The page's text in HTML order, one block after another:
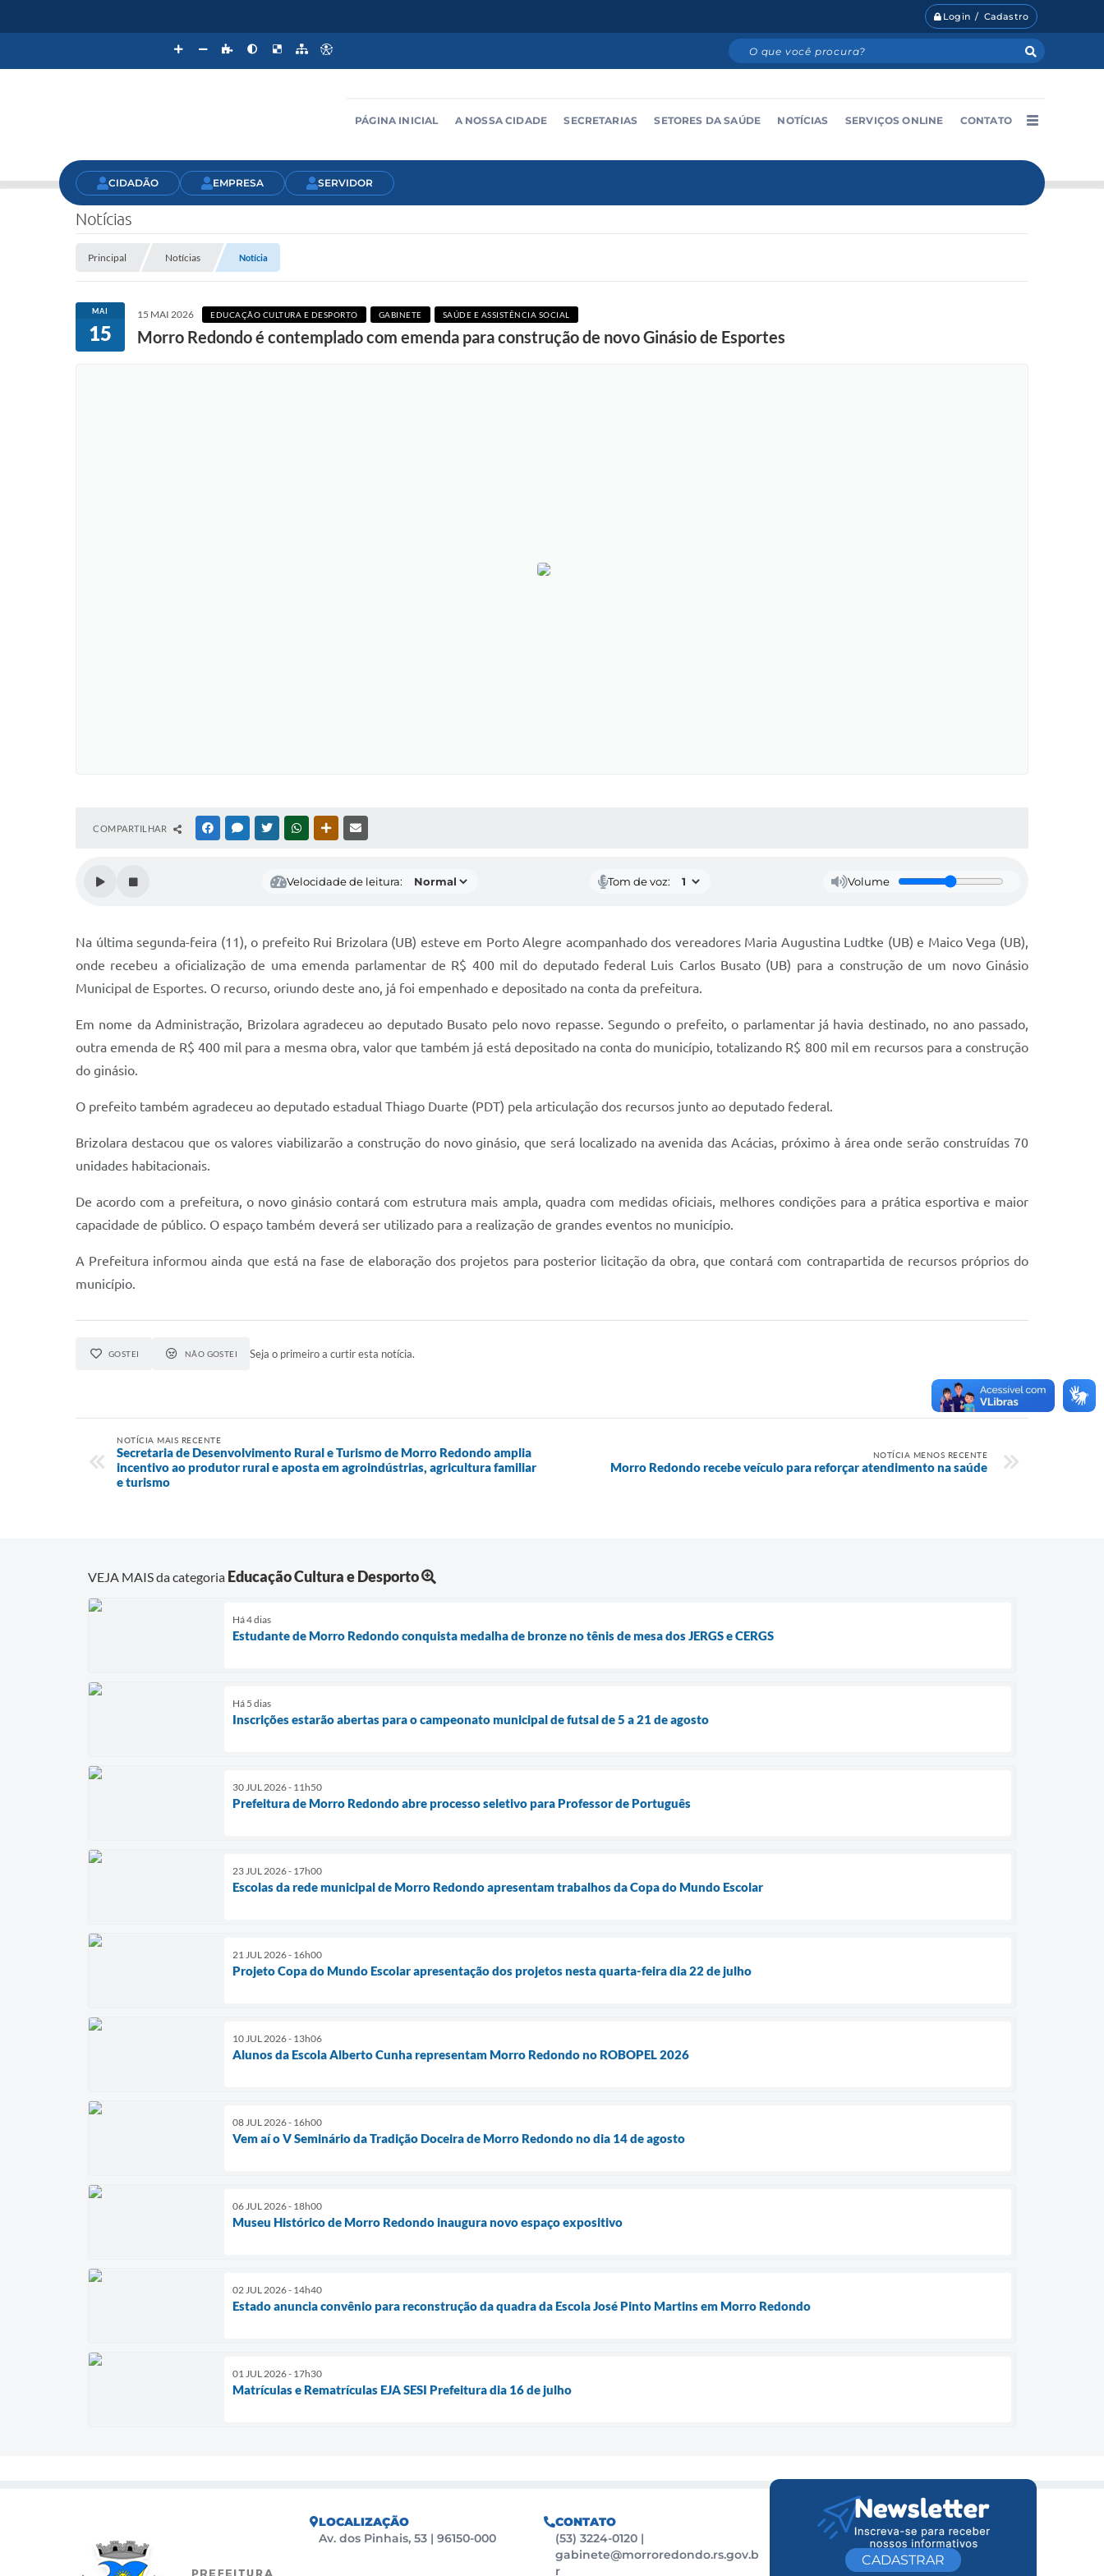
Login / Cadastro
PÁGINA INICIAL A NOSSA CIDADE SECRETARIAS SETORES DA SAÚDE NOTÍCIAS SERVIÇOS ONLINE CONTATO
CIDADÃO EMPRESA SERVIDOR
Notícias
Principal Notícias Notícia
MAI
15
15 MAI 2026 EDUCAÇÃO CULTURA E DESPORTO GABINETE SAÚDE E ASSISTÊNCIA SOCIAL
Morro Redondo é contemplado com emenda para construção de novo Ginásio de Esportes
COMPARTILHAR FACEBOOKMESSENGER
TWITTERWHATSAPPOUTRAS MÍDIAS
Velocidade de leitura: Tom de voz: Volume
Na última segunda-feira (11), o prefeito Rui Brizolara (UB) esteve em Porto Alegre acompanhado dos vereadores Maria Augustina Ludtke (UB) e Maico Vega (UB),
onde recebeu a oficialização de uma emenda parlamentar de R$ 400 mil do deputado federal Luis Carlos Busato (UB) para a construção de um novo Ginásio
Municipal de Esportes. O recurso, oriundo deste ano, já foi empenhado e depositado na conta da prefeitura.
Em nome da Administração, Brizolara agradeceu ao deputado Busato pelo novo repasse. Segundo o prefeito, o parlamentar já havia destinado, no ano passado,
outra emenda de R$ 400 mil para a mesma obra, valor que também já está depositado na conta do município, totalizando R$ 800 mil em recursos para a construção
do ginásio.
O prefeito também agradeceu ao deputado estadual Thiago Duarte (PDT) pela articulação dos recursos junto ao deputado federal.
Brizolara destacou que os valores viabilizarão a construção do novo ginásio, que será localizado na avenida das Acácias, próximo à área onde serão construídas 70
unidades habitacionais.
De acordo com a prefeitura, o novo ginásio contará com estrutura mais ampla, quadra com medidas oficiais, melhores condições para a prática esportiva e maior
capacidade de público. O espaço também deverá ser utilizado para a realização de grandes eventos no município.
A Prefeitura informou ainda que está na fase de elaboração dos projetos para posterior licitação da obra, que contará com contrapartida de recursos próprios do
município.
GOSTEI NÃO GOSTEI Seja o primeiro a curtir esta notícia.
NOTÍCIA MAIS RECENTE
Secretaria de Desenvolvimento Rural e Turismo de Morro Redondo amplia
incentivo ao produtor rural e aposta em agroindústrias, agricultura familiar
e turismo
NOTÍCIA MENOS RECENTE
Morro Redondo recebe veículo para reforçar atendimento na saúde
VEJA MAIS da categoria Educação Cultura e Desporto
Há 4 dias
Estudante de Morro Redondo conquista medalha de bronze no tênis de mesa dos JERGS e CERGS
Há 5 dias
Inscrições estarão abertas para o campeonato municipal de futsal de 5 a 21 de agosto
30 JUL 2026 - 11h50
Prefeitura de Morro Redondo abre processo seletivo para Professor de Português
23 JUL 2026 - 17h00
Escolas da rede municipal de Morro Redondo apresentam trabalhos da Copa do Mundo Escolar
21 JUL 2026 - 16h00
Projeto Copa do Mundo Escolar apresentação dos projetos nesta quarta-feira dia 22 de julho
10 JUL 2026 - 13h06
Alunos da Escola Alberto Cunha representam Morro Redondo no ROBOPEL 2026
08 JUL 2026 - 16h00
Vem aí o V Seminário da Tradição Doceira de Morro Redondo no dia 14 de agosto
06 JUL 2026 - 18h00
Museu Histórico de Morro Redondo inaugura novo espaço expositivo
02 JUL 2026 - 14h40
Estado anuncia convênio para reconstrução da quadra da Escola José Pinto Martins em Morro Redondo
01 JUL 2026 - 17h30
Matrículas e Rematrículas EJA SESI Prefeitura dia 16 de julho
LOCALIZAÇÃO
Av. dos Pinhais, 53 | 96150-000
CONTATO
(53) 3224-0120 |
gabinete@morroredondo.rs.gov.b
r
CADASTRAR